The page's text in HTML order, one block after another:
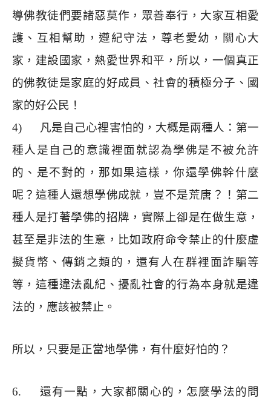
導佛教徒們要諸惡莫作，眾善奉行，大家互相愛
護、互相幫助，遵紀守法，尊老愛幼，關心大
家，建設國家，熱愛世界和平，所以，一個真正
的佛教徒是家庭的好成員、社會的積極分子、國
家的好公民！
4) 凡是自己心裡害怕的，大概是兩種人：第一
種人是自己的意識裡面就認為學佛是不被允許
的、是不對的，那如果這樣，你還學佛幹什麼
呢？這種人還想學佛成就，豈不是荒唐？！第二
種人是打著學佛的招牌，實際上卻是在做生意，
甚至是非法的生意，比如政府命令禁止的什麼虛
擬貨幣、傳銷之類的，還有人在群裡面詐騙等
等，這種違法亂紀、擾亂社會的行為本身就是違
法的，應該被禁止。
所以，只要是正當地學佛，有什麼好怕的？
6. 還有一點，大家都關心的，怎麼學法的問